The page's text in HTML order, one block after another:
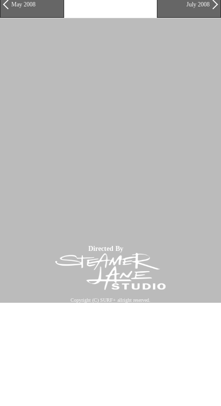
May 2008 July 2008
Directed By
Copyright (C) SURF+ allright reserved.